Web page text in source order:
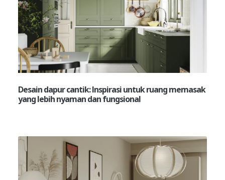
Desain dapur cantik: Inspirasi untuk ruang memasak
yang lebih nyaman dan fungsional